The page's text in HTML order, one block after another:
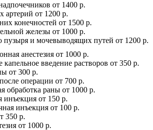
от 1400 р.
артерий от 1200 р.
конечностей от 1500 р.
железы от 1000 р.
пузыря и мочевыводящих путей от 1200 р.
анестезия от 1000 р.
введение растворов от 350 р.
от 300 р.
операции от 700 р.
обработка раны от 1000 р.
инъекция от 150 р.
инъекция от 100 р.
350 р.
от 1000 р.